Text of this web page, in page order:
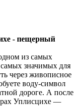
- пещерный
из самых
значимых для
через живописное
воду-символ
дороге. А после
Уплисцихе —